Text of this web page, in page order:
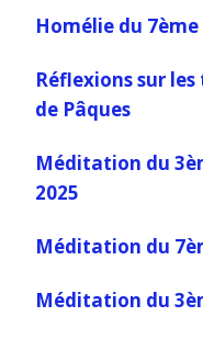
Homélie du
Réflexions sur
de Pâques
Méditation du
2025
Méditation du
Méditation du